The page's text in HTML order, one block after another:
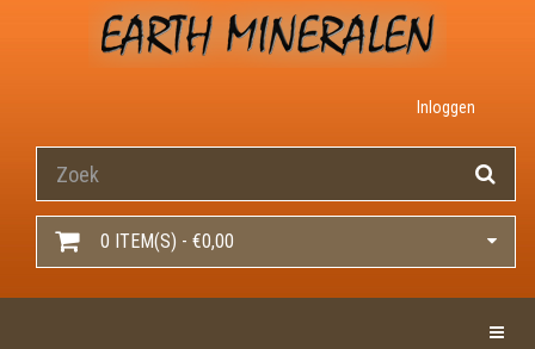
Inloggen
0 ITEM(S) - €0,00